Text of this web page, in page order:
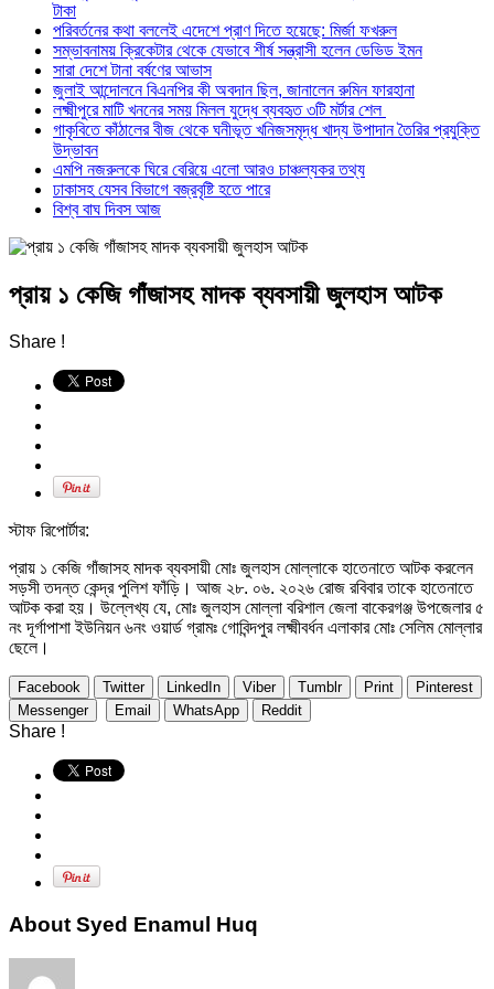
টাকা
পরিবর্তনের কথা বললেই এদেশে প্রাণ দিতে হয়েছে: মির্জা ফখরুল
সম্ভাবনাময় ক্রিকেটার থেকে যেভাবে শীর্ষ সন্ত্রাসী হলেন ডেভিড ইমন
সারা দেশে টানা বর্ষণের আভাস
জুলাই আন্দোলনে বিএনপির কী অবদান ছিল, জানালেন রুমিন ফারহানা
লক্ষ্মীপুরে মাটি খননের সময় মিলল যুদ্ধে ব্যবহৃত ৩টি মর্টার শেল
গাকৃবিতে কাঁঠালের বীজ থেকে ঘনীভূত খনিজসমৃদ্ধ খাদ্য উপাদান তৈরির প্রযুক্তি
উদ্ভাবন
এমপি নজরুলকে ঘিরে বেরিয়ে এলো আরও চাঞ্চল্যকর তথ্য
ঢাকাসহ যেসব বিভাগে বজ্রবৃষ্টি হতে পারে
বিশ্ব বাঘ দিবস আজ
প্রায় ১ কেজি গাঁজাসহ মাদক ব্যবসায়ী জুলহাস আটক
Share !
স্টাফ রিপোর্টার:
প্রায় ১ কেজি গাঁজাসহ মাদক ব্যবসায়ী মোঃ জুলহাস মোল্লাকে হাতেনাতে আটক করলেন
সড়সী তদন্ত কেন্দ্র পুলিশ ফাঁড়ি। আজ ২৮. ০৬. ২০২৬ রোজ রবিবার তাকে হাতেনাতে
আটক করা হয়। উল্লেখ্য যে, মোঃ জুলহাস মোল্লা বরিশাল জেলা বাকেরগঞ্জ উপজেলার ৫
নং দূর্গাপাশা ইউনিয়ন ৬নং ওয়ার্ড গ্রামঃ গোবিন্দপুর লক্ষ্মীবর্ধন এলাকার মোঃ সেলিম মোল্লার
ছেলে।
Facebook Twitter LinkedIn Viber Tumblr Print
Pinterest
Messenger
Email WhatsApp Reddit
Share !
About Syed Enamul Huq